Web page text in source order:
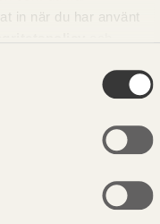
in när du har använt